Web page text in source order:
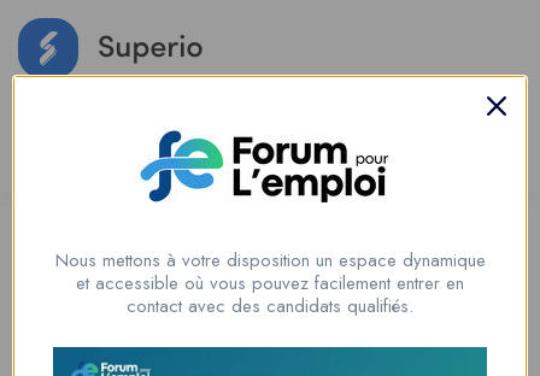
Login / Register
Social Media Auto Publish Powered By :
Nous mettons à votre disposition un espace dynamique
et accessible où vous pouvez facilement entrer en
contact avec des candidats qualifiés.